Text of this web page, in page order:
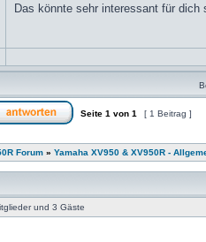
Das könnte sehr interessant für dich
Seite 1 von 1 [ 1 Beitrag ]
Forum » Yamaha XV950 & XV950R -
und 3 Gäste